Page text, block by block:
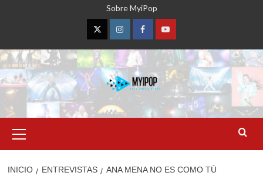
Sobre MyiPop
TwitterInstagramFacebookYouTube
primario
INICIO ENTREVISTAS
ANA MENA NO ES COMO TÚ